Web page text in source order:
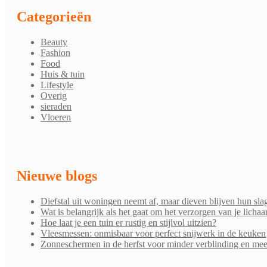
Categorieën
Beauty
Fashion
Food
Huis & tuin
Lifestyle
Overig
sieraden
Vloeren
Nieuwe blogs
Diefstal uit woningen neemt af, maar dieven blijven hun
Wat is belangrijk als het gaat om het verzorgen van je
Hoe laat je een tuin er rustig en stijlvol uitzien?
Vleesmessen: onmisbaar voor perfect snijwerk in de keuken
Zonneschermen in de herfst voor minder verblinding en